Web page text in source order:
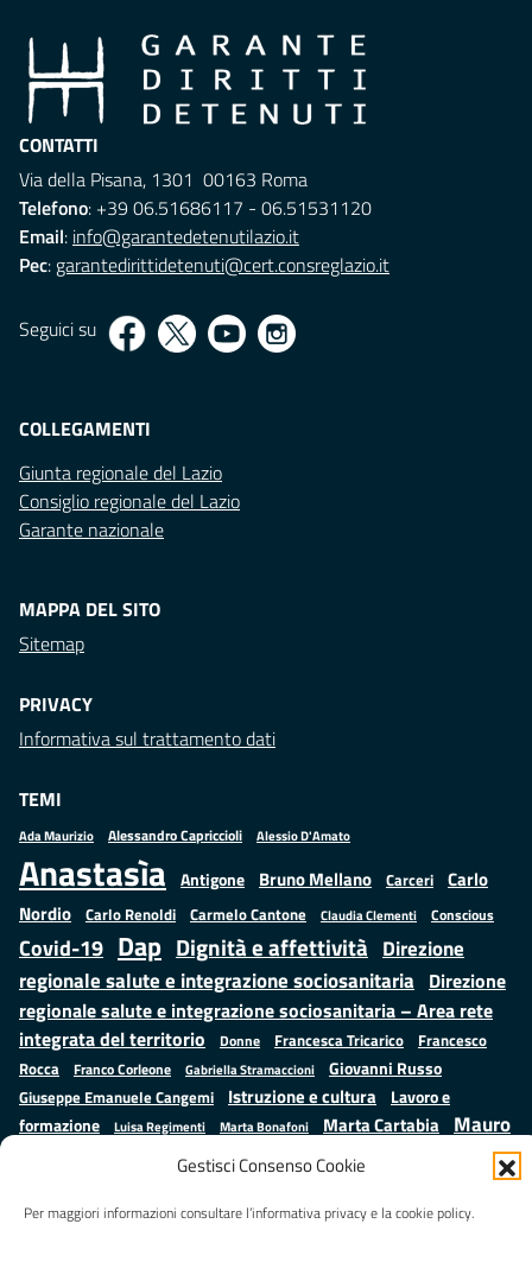
Gestisci Consenso Cookie
Per maggiori informazioni consultare l’informativa privacy e la cookie policy.
CONTATTI
Via della Pisana, 1301 00163 Roma
Telefono: +39 06.51686117 - 06.51531120
Email: info@garantedetenutilazio.it
Pec: garantedirittidetenuti@cert.consreglazio.it
Seguici su
COLLEGAMENTI
Giunta regionale del Lazio
Consiglio regionale del Lazio
Garante nazionale
MAPPA DEL SITO
Sitemap
PRIVACY
Informativa sul trattamento dati
TEMI
Ada Maurizio Alessandro Capriccioli Alessio D'Amato
Anastasìa Antigone Bruno Mellano Carceri
Carlo
Nordio Carlo Renoldi Carmelo Cantone Claudia Clementi Conscious
Covid-19 Dap Dignità e affettività Direzione
regionale salute e integrazione sociosanitaria Direzione
regionale salute e integrazione sociosanitaria – Area rete
integrata del territorio
Donne Francesca Tricarico
Francesco
Rocca
Franco Corleone Gabriella Stramaccioni Giovanni Russo
Giuseppe Emanuele Cangemi Istruzione e cultura
Lavoro e
formazione
Luisa Regimenti Marta Bonafoni Marta Cartabia Mauro
ministero della Giustizia Minori
Regione Lazio
Roberto Monteforte Salute Samuele Ciambriello